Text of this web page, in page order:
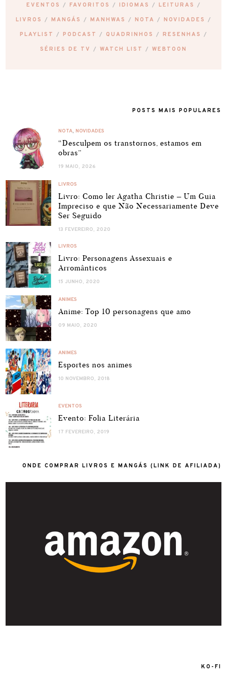
EVENTOS FAVORITOS IDIOMAS LEITURAS
LIVROS MANGÁS MANHWAS NOTA NOVIDADES
PLAYLIST PODCAST QUADRINHOS RESENHAS
SÉRIES DE TV WATCH LIST WEBTOON
POSTS MAIS POPULARES
NOTA,NOVIDADES
“Desculpem os transtornos, estamos em
obras”
19 MAIO, 2026
LIVROS
Livro: Como ler Agatha Christie – Um Guia
Impreciso e que Não Necessariamente Deve
Ser Seguido
13 FEVEREIRO, 2020
LIVROS
Livro: Personagens Assexuais e
Arromânticos
15 JUNHO, 2020
ANIMES
Anime: Top 10 personagens que amo
09 MAIO, 2020
ANIMES
Esportes nos animes
10 NOVEMBRO, 2018
EVENTOS
Evento: Folia Literária
17 FEVEREIRO, 2019
ONDE COMPRAR LIVROS E MANGÁS (LINK DE AFILIADA)
KO-FI